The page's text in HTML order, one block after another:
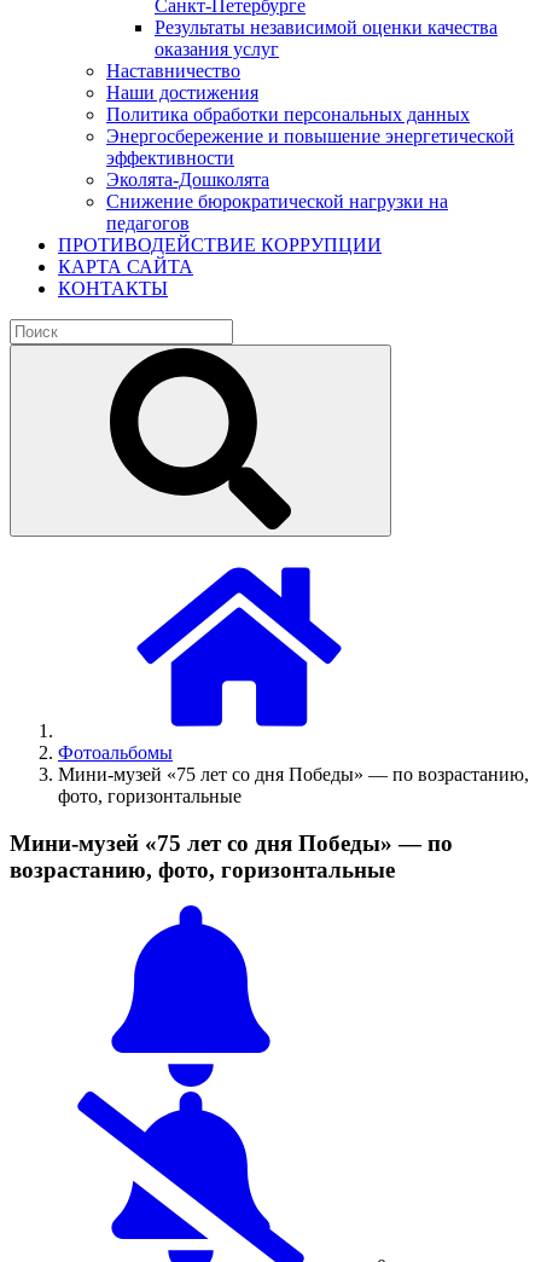
Санкт-Петербурге
Результаты независимой оценки качества
оказания услуг
Наставничество
Наши достижения
Политика обработки персональных данных
Энергосбережение и повышение энергетической
эффективности
Эколята-Дошколята
Снижение бюрократической нагрузки на
педагогов
ПРОТИВОДЕЙСТВИЕ КОРРУПЦИИ
КАРТА САЙТА
КОНТАКТЫ
Фотоальбомы
Мини-музей «75 лет со дня Победы» — по возрастанию,
фото, горизонтальные
Мини-музей «75 лет со дня Победы» — по
возрастанию, фото, горизонтальные